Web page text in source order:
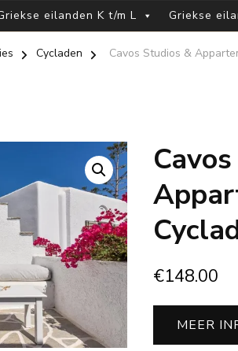
eilanden K t/m L Griekse
Cycladen Cavos Studios &
€148.00
MEER